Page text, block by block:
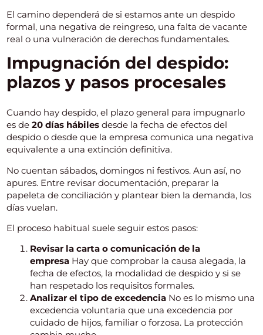
El camino dependerá de si estamos ante un despido
formal, una negativa de reingreso, una falta de vacante
real o una vulneración de derechos fundamentales.
Impugnación del despido:
plazos y pasos procesales
Cuando hay despido, el plazo general para impugnarlo
es de20 días hábiles desde la fecha de efectos del
despido o desde que la empresa comunica una negativa
equivalente a una extinción definitiva.
No cuentan sábados, domingos ni festivos. Aun así, no
apures. Entre revisar documentación, preparar la
papeleta de conciliación y plantear bien la demanda, los
días vuelan.
El proceso habitual suele seguir estos pasos:
Revisar la carta o comunicación de la
empresa Hay que comprobar la causa alegada, la
fecha de efectos, la modalidad de despido y si se
han respetado los requisitos formales.
Analizar el tipo de excedencia No es lo mismo una
excedencia voluntaria que una excedencia por
cuidado de hijos, familiar o forzosa. La protección